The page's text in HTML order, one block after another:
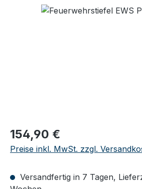
Regulärer Preis:
154,90 €
Preise inkl. MwSt. zzgl.
Versandfertig in 7 Tagen,